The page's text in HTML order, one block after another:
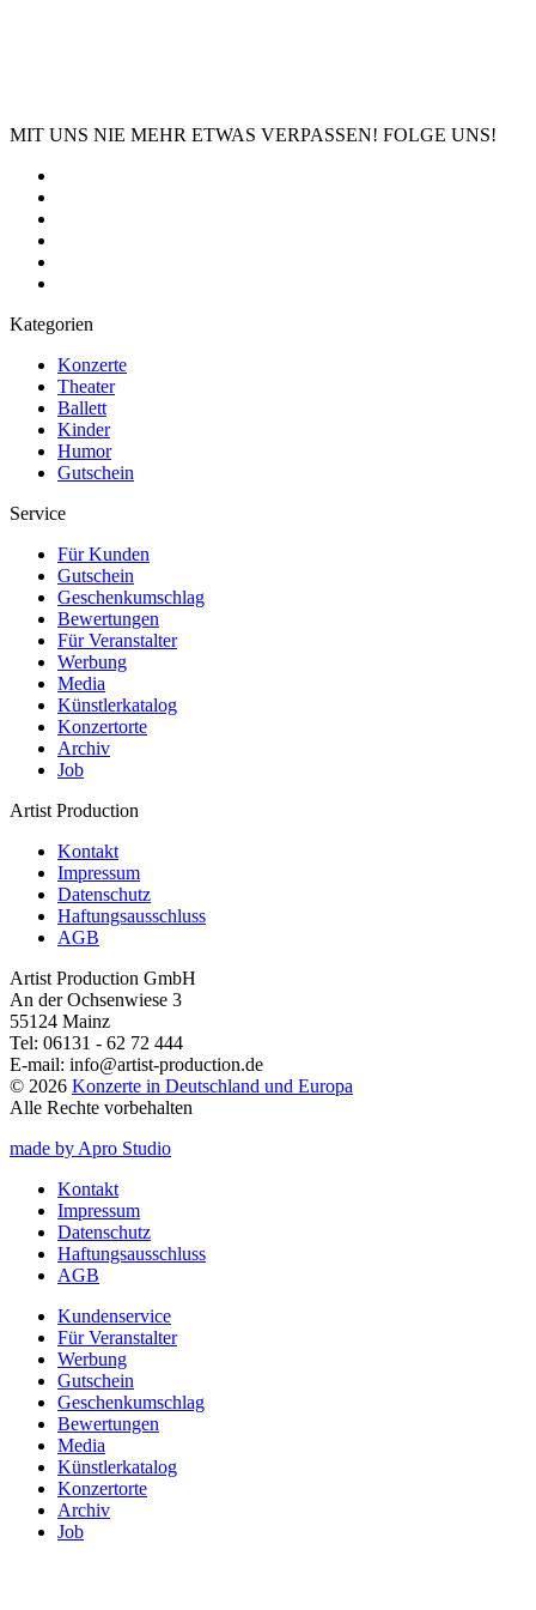
MIT UNS NIE MEHR ETWAS VERPASSEN! FOLGE UNS!
Kategorien
Konzerte
Theater
Ballett
Kinder
Humor
Gutschein
Service
Für Kunden
Gutschein
Geschenkumschlag
Bewertungen
Für Veranstalter
Werbung
Media
Künstlerkatalog
Konzertorte
Archiv
Job
Artist Production
Kontakt
Impressum
Datenschutz
Haftungsausschluss
AGB
Artist Production GmbH
An der Ochsenwiese 3
55124 Mainz
Tel: 06131 - 62 72 444
E-mail: info@artist-production.de
© 2026 Konzerte in Deutschland und Europa
Alle Rechte vorbehalten
made by Apro Studio
Kontakt
Impressum
Datenschutz
Haftungsausschluss
AGB
Kundenservice
Für Veranstalter
Werbung
Gutschein
Geschenkumschlag
Bewertungen
Media
Künstlerkatalog
Konzertorte
Archiv
Job